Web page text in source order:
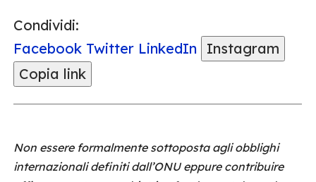
Condividi:
Facebook Twitter LinkedIn
Instagram
Copia link
Non essere formalmente sottoposta agli obblighi
internazionali definiti dall’ONU eppure contribuire